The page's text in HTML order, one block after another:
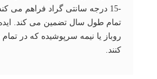
-15 درجه سانتی گراد فراهم می
تمام طول سال تضمین می کند.
روباز یا نیمه سرپوشیده که در
کنند.